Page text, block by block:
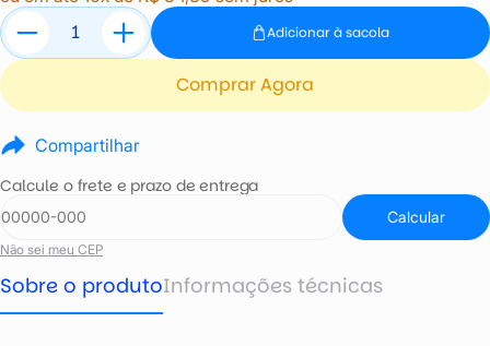
Adicionar à sacola
Comprar Agora
Compartilhar
Calcule o frete e prazo de entrega
Calcular
Não sei meu CEP
Sobre o produtoInformações técnicas